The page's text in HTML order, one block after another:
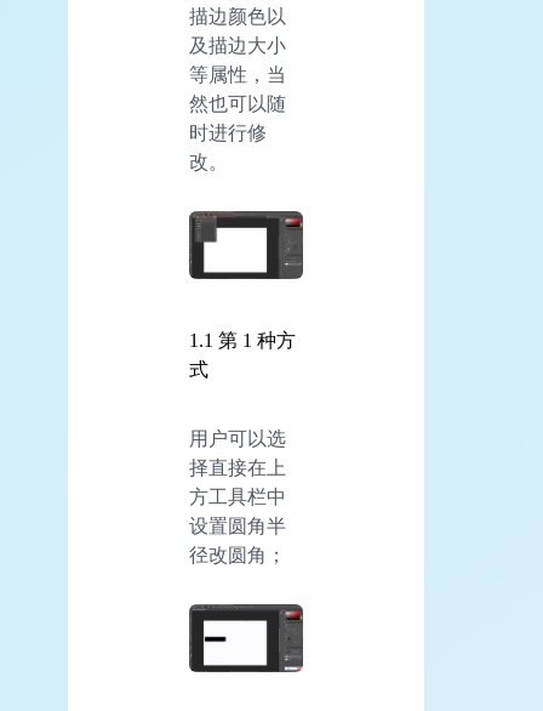
描边颜色以
及描边大小
等属性，当
然也可以随
时进行修
改。
1.1 第 1 种方
式
用户可以选
择直接在上
方工具栏中
设置圆角半
径改圆角；